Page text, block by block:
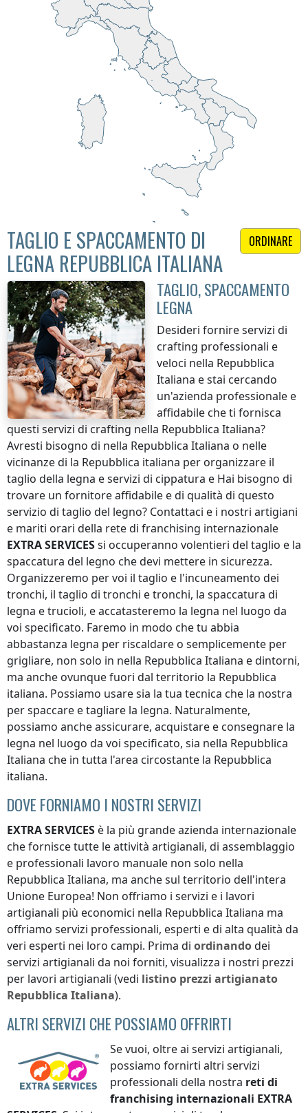
ORDINARE
TAGLIO E SPACCAMENTO DI
LEGNA REPUBBLICA ITALIANA
TAGLIO, SPACCAMENTO
LEGNA
Desideri fornire servizi di
crafting professionali e
veloci nella Repubblica
Italiana e stai cercando
un'azienda professionale e
affidabile che ti fornisca
questi servizi di crafting nella Repubblica Italiana?
Avresti bisogno di nella Repubblica Italiana o nelle
vicinanze di la Repubblica italiana per organizzare il
taglio della legna e servizi di cippatura e Hai bisogno di
trovare un fornitore affidabile e di qualità di questo
servizio di taglio del legno? Contattaci e i nostri artigiani
e mariti orari della rete di franchising internazionale
EXTRA SERVICESsi occuperanno volentieri del taglio e la
spaccatura del legno che devi mettere in sicurezza.
Organizzeremo per voi il taglio e l'incuneamento dei
tronchi, il taglio di tronchi e tronchi, la spaccatura di
legna e trucioli, e accatasteremo la legna nel luogo da
voi specificato. Faremo in modo che tu abbia
abbastanza legna per riscaldare o semplicemente per
grigliare, non solo in nella Repubblica Italiana e dintorni,
ma anche ovunquefuori dal territorio la Repubblica
italiana. Possiamo usare sia la tua tecnica che la nostra
per spaccare e tagliare la legna. Naturalmente,
possiamo anche assicurare, acquistare e consegnare la
legna nel luogo da voi specificato, sia nella Repubblica
Italiana che in tutta l'area circostante la Repubblica
italiana.
DOVE FORNIAMO I NOSTRI SERVIZI
EXTRA SERVICES è la più grande azienda internazionale
che fornisce tutte le attività artigianali, di assemblaggio
e professionali lavoro manuale non solo nella
Repubblica Italiana, ma anche sul territorio dell'intera
Unione Europea! Non offriamo i servizi e i lavori
artigianali più economici nella Repubblica Italiana ma
offriamo servizi professionali, esperti e di alta qualità da
veri esperti nei loro campi. Prima di ordinandodei
servizi artigianali da noi forniti, visualizza i nostri prezzi
per lavori artigianali (vedi listino prezzi artigianato
Repubblica Italiana).
ALTRI SERVIZI CHE POSSIAMO OFFRIRTI
Se vuoi, oltre ai servizi artigianali,
possiamo fornirti altri servizi
professionali della nostra reti di
franchising internazionali EXTRA